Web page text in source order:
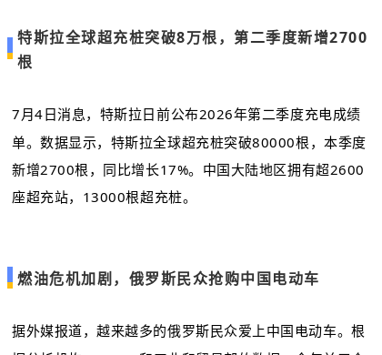
特斯拉全球超充桩突破8万根，第二季度新增2700
根
7月4日消息，特斯拉日前公布2026年第二季度充电成绩
单。数据显示，特斯拉全球超充桩突破80000根，本季度
新增2700根，同比增长17%。中国大陆地区拥有超2600
座超充站，13000根超充桩。
燃油危机加剧，俄罗斯民众抢购中国电动车
据外媒报道，越来越多的俄罗斯民众爱上中国电动车。根